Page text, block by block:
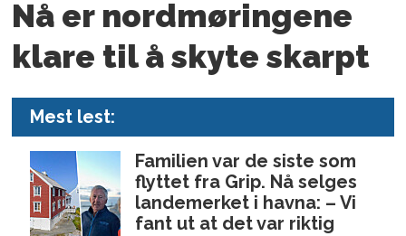
Nå er nord­møringene
klare til å skyte skarpt
Mest lest:
Familien var de siste som
flyttet fra Grip. Nå selges
landemerket i havna: – Vi
fant ut at det var riktig